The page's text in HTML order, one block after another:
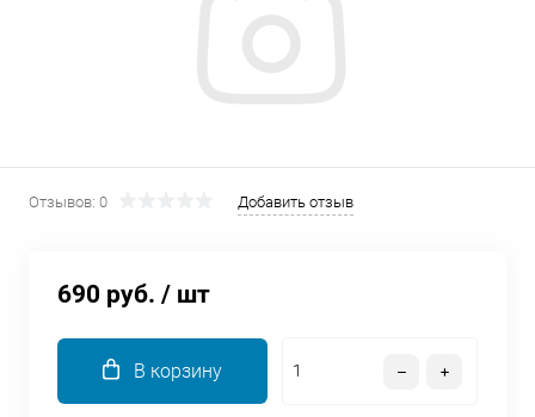
Отзывов: 0 Добавить отзыв
690 руб. / шт
В корзину
выбранный способом
списываться
по25 %каждые 2 недели